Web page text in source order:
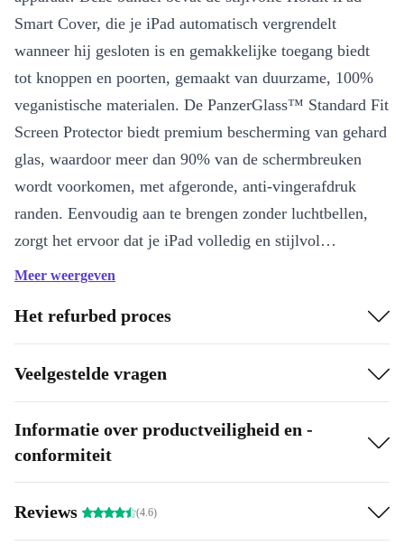
Smart Cover, die je iPad automatisch vergrendelt
wanneer hij gesloten is en gemakkelijke toegang biedt
tot knoppen en poorten, gemaakt van duurzame, 100%
veganistische materialen. De PanzerGlass™ Standard Fit
Screen Protector biedt premium bescherming van gehard
glas, waardoor meer dan 90% van de schermbreuken
wordt voorkomen, met afgeronde, anti-vingerafdruk
randen. Eenvoudig aan te brengen zonder luchtbellen,
zorgt het ervoor dat je iPad volledig en stijlvol
beschermd is.
Meer weergeven
Het refurbed proces
Veelgestelde vragen
Informatie over productveiligheid en -
conformiteit
Reviews (4.6)